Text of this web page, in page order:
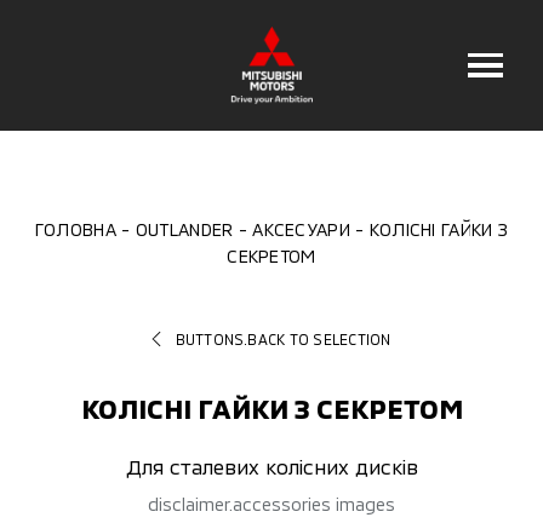
ГОЛОВНА OUTLANDER АКСЕСУАРИ
КОЛІСНІ ГАЙКИ З
СЕКРЕТОМ
BUTTONS.BACK TO SELECTION
КОЛІСНІ ГАЙКИ З СЕКРЕТОМ
Для сталевих колісних дисків
disclaimer.accessories images